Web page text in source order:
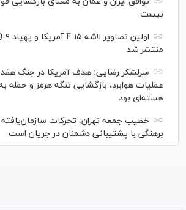
نیست
منتشر شد
سرلشکر رضایی: هدف آمریکا در جنگ هفده
عملیات هوابرد، بازگشایی تنگه هرمز و حمله
هسته‌ای بود
خطیب جمعه تهران: تحرکات سازمان‌یافته
برهنگی با پشتیبانی دشمنان در جریان است